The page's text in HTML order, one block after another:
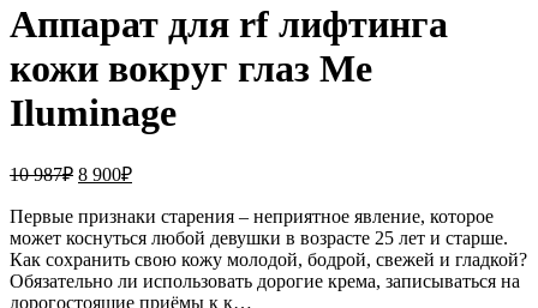
Аппарат для rf лифтинга
кожи вокруг глаз Me
Iluminage
10 987₽ 8 900₽
Первые признаки старения – неприятное явление, которое
может коснуться любой девушки в возрасте 25 лет и старше.
Как сохранить свою кожу молодой, бодрой, свежей и гладкой?
Обязательно ли использовать дорогие крема, записываться на
дорогостоящие приёмы к к…